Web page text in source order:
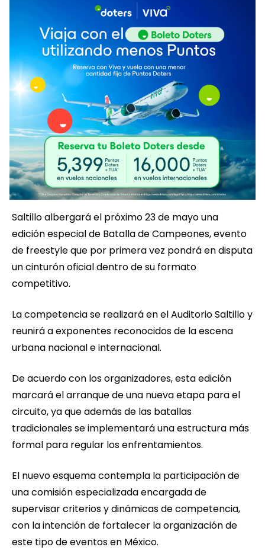
Saltillo albergará el próximo 23 de mayo una
edición especial de Batalla de Campeones, evento
de freestyle que por primera vez pondrá en disputa
un cinturón oficial dentro de su formato
competitivo.
La competencia se realizará en el Auditorio Saltillo y
reunirá a exponentes reconocidos de la escena
urbana nacional e internacional.
De acuerdo con los organizadores, esta edición
marcará el arranque de una nueva etapa para el
circuito, ya que además de las batallas
tradicionales se implementará una estructura más
formal para regular los enfrentamientos.
El nuevo esquema contempla la participación de
una comisión especializada encargada de
supervisar criterios y dinámicas de competencia,
con la intención de fortalecer la organización de
este tipo de eventos en México.